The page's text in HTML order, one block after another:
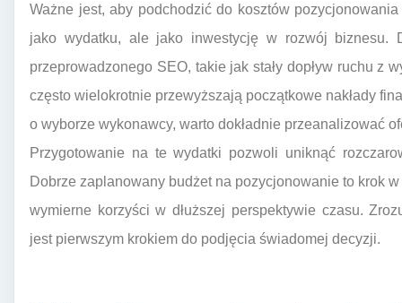
Ważne jest, aby podchodzić do kosztów
jako wydatku, ale jako inwestycję w rozwój biznesu.
przeprowadzonego SEO, takie jak stały dopływ ruchu z
często wielokrotnie przewyższają początkowe nakłady
o wyborze wykonawcy, warto dokładnie przeanalizować
Przygotowanie na te wydatki pozwoli uniknąć
Dobrze zaplanowany budżet na pozycjonowanie to krok
wymierne korzyści w dłuższej perspektywie czasu.
jest pierwszym krokiem do podjęcia świadomej decyzji.